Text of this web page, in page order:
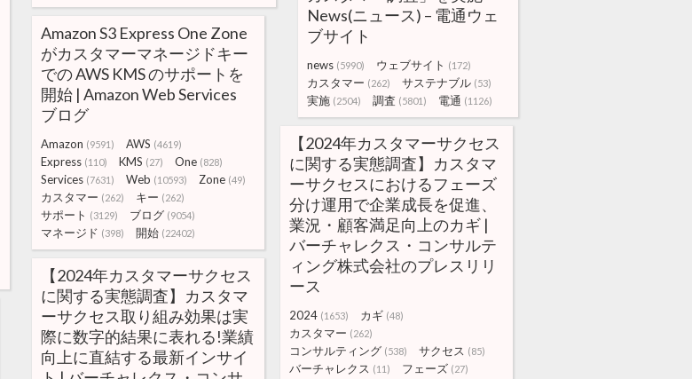
News(ニュース) – 電通ウェ
ブサイト
news (5990) ウェブサイト (172)
カスタマー (262) サステナブル (53)
実施 (2504) 調査 (5801) 電通 (1126)
Amazon S3 Express One Zone
がカスタマーマネージドキー
での AWS KMS のサポートを
開始 | Amazon Web Services
ブログ
Amazon (9591) AWS (4619)
Express (110) KMS (27) One (828)
Services (7631) Web (10593) Zone (49)
カスタマー (262) キー (262)
サポート (3129) ブログ (9054)
マネージド (398) 開始 (22402)
【2024年カスタマーサクセス
に関する実態調査】カスタマ
ーサクセスにおけるフェーズ
分け運用で企業成長を促進、
業況・顧客満足向上のカギ |
バーチャレクス・コンサルテ
ィング株式会社のプレスリリ
ース
2024 (1653) カギ (48)
カスタマー (262)
コンサルティング (538) サクセス (85)
バーチャレクス (11) フェーズ (27)
【2024年カスタマーサクセス
に関する実態調査】カスタマ
ーサクセス取り組み効果は実
際に数字的結果に表れる!業績
向上に直結する最新インサイ